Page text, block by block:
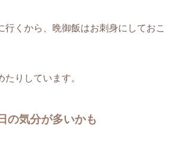
行くから、晩御飯はお刺身にしておこ
りしています。
の気分が多いかも